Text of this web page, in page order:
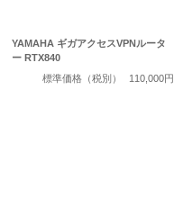
YAMAHA ギガアクセスVPNルータ
ー RTX840
標準価格（税別）
110,000円